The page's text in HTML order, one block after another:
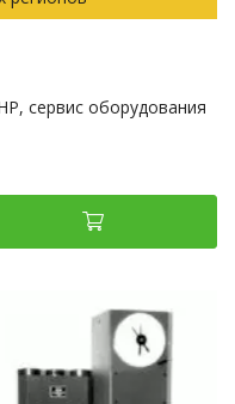
сервис оборудования